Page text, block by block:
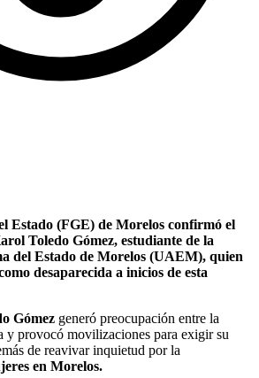
Estado (FGE) de Morelos confirmó el
Toledo Gómez, estudiante de la
del Estado de Morelos (UAEM), quien
desaparecida a inicios de esta
Gómez generó preocupación entre la
y provocó movilizaciones para exigir su
de reavivar inquietud por la
en Morelos.